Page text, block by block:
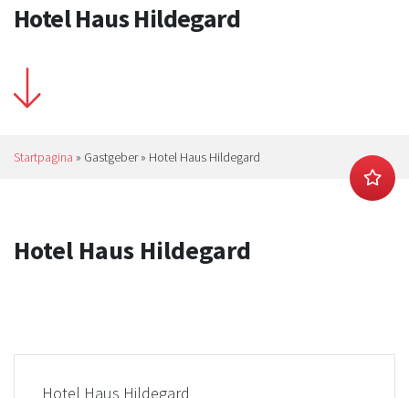
Hotel Haus Hildegard
Startpagina » Gastgeber» Hotel Haus Hildegard
Hotel Haus Hildegard
Hotel Haus Hildegard